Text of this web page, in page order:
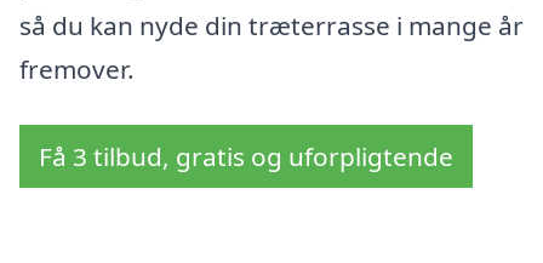
så du kan nyde din træterrasse i mange år
fremover.
Få 3 tilbud, gratis og uforpligtende